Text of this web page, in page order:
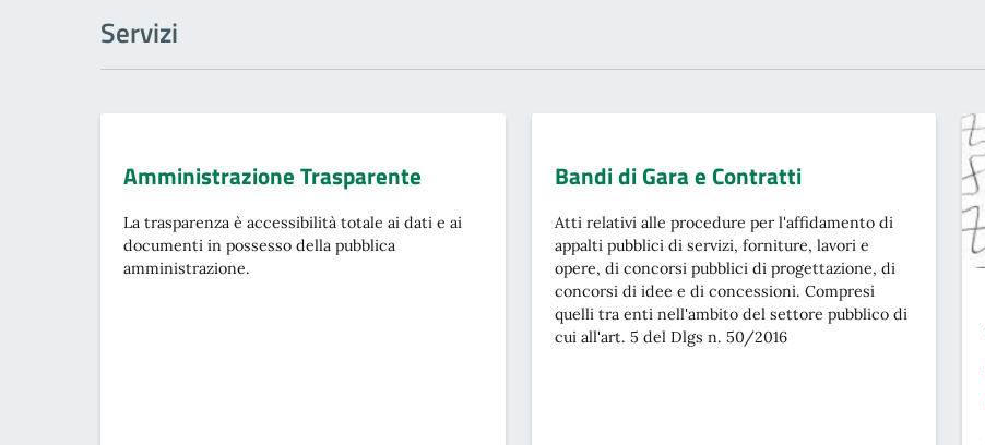
Servizi
Amministrazione Trasparente
La trasparenza è accessibilità totale ai dati e ai
documenti in possesso della pubblica
amministrazione.
Bandi di Gara e Contratti
Atti relativi alle procedure per l'affidamento di
appalti pubblici di servizi, forniture, lavori e
opere, di concorsi pubblici di progettazione, di
concorsi di idee e di concessioni. Compresi
quelli tra enti nell'ambito del settore pubblico di
cui all'art. 5 del Dlgs n. 50/2016